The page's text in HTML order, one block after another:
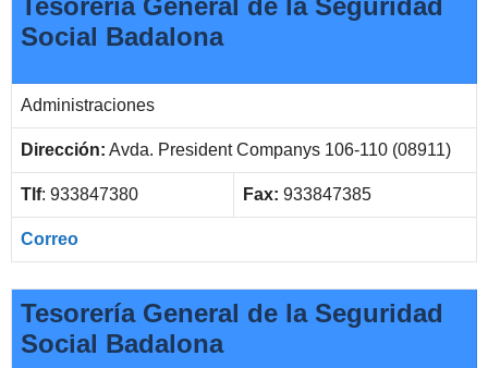
Tesorería General de la Seguridad
Social Badalona
Administraciones
Dirección: Avda. President Companys 106-110 (08911)
Tlf: 933847380 Fax: 933847385
Correo
Tesorería General de la Seguridad
Social Badalona